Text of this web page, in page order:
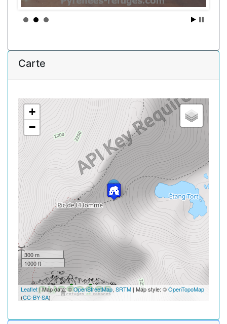
Carte
+
−
300 m
1000 ft
Leaflet| Map data: ©OpenStreetMap, SRTM | Map style: ©OpenTopoMap
(CC-BY-SA)